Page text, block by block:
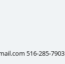
516-285-7903